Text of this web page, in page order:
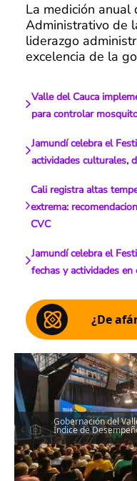
La medición
Administrativo de
liderazgo
excelencia de la
Valle del Cauca
para controlar
Jamundí celebra el
actividades culturales,
Cali registra altas
extrema:
CVC
Jamundí celebra el
fechas y actividades
¿De
Gobernación del
Índice de